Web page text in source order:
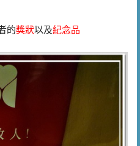
的獎狀以及紀念品